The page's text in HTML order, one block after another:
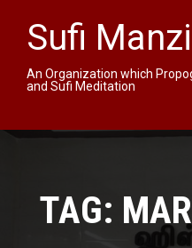
Sufi Manzil
An Organization which
and Sufi Meditation
TAG: